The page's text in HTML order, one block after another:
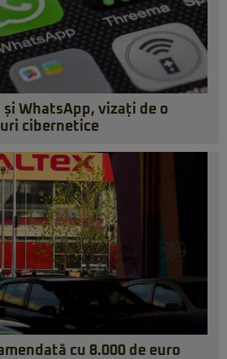
WhatsApp, vizați de o
cibernetice
cu 8.000 de euro